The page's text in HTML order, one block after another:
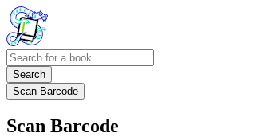
Search
Scan Barcode
Scan Barcode